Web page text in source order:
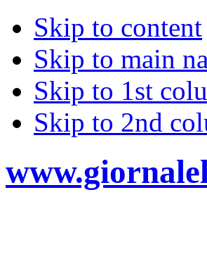
Skip to content
Skip to main
Skip to 1st
Skip to 2nd